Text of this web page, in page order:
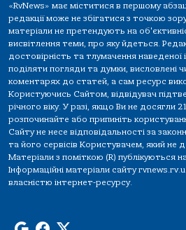
«RvNews» має міститися в першому
редакції може не збігатися з точкою
матеріали не претендують на
висвітлення теми, про яку йдеться.
достовірність та тлумачення
поділяти погляди та думки, висловлені
коментарях до статей, а сам ресурс
Користуючись Сайтом, відвідувач
річного віку. У разі, якщо Ви не досягли
розпочинайте або припиніть
Сайту не несе відповідальності за
та його сервісів Користувачем, який не
Матеріали з поміткою (R) публікуються
Інформаційні матеріали сайту
власністю інтернет-ресурсу.